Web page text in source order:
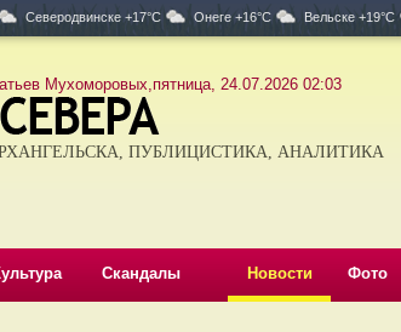
Северодвинске +17°C Онеге +16°C Вельске +19°C
Мухоморовых,пятница, 24.07.2026 02:03
ПУБЛИЦИСТИКА, АНАЛИТИКА
Скандалы Новости Фото